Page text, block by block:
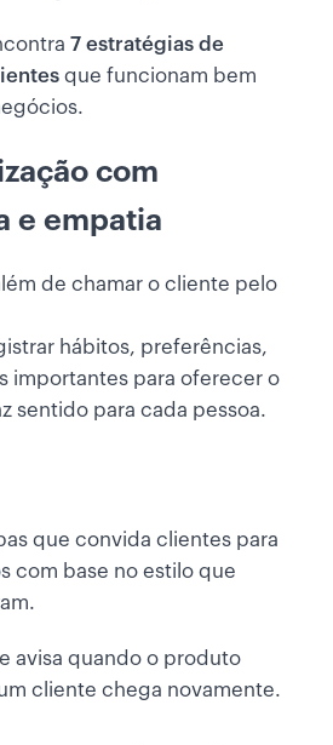
7 estratégias de
que funcionam bem
com
e empatia
de chamar o cliente pelo
hábitos, preferências,
importantes para oferecer o
sentido para cada pessoa.
que convida clientes para
com base no estilo que
avisa quando o produto
cliente chega novamente.